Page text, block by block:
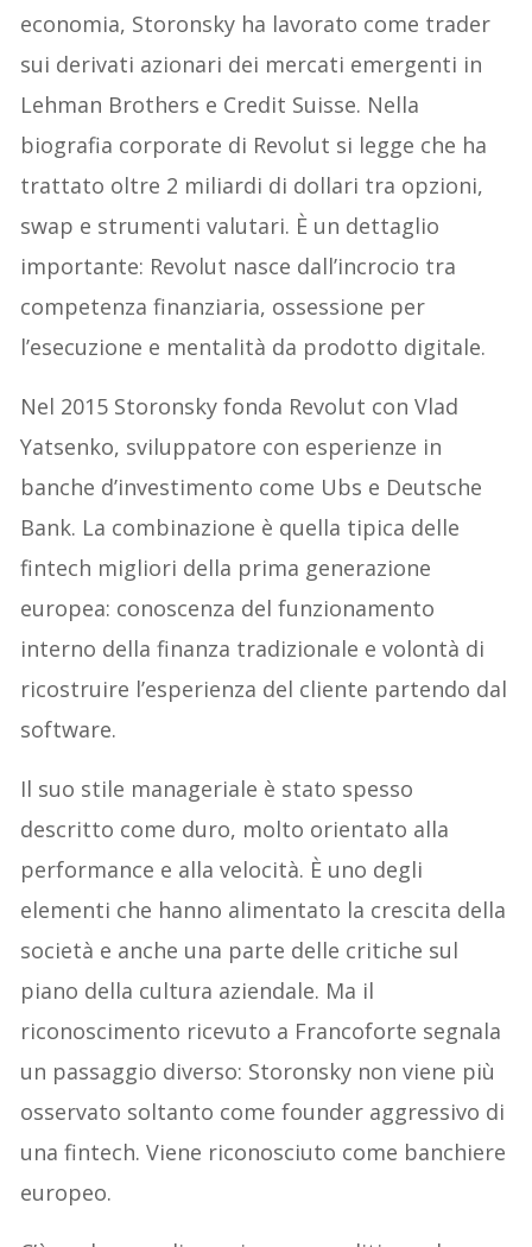
economia, Storonsky ha lavorato come trader
sui derivati azionari dei mercati emergenti in
Lehman Brothers e Credit Suisse. Nella
biografia corporate di Revolut si legge che ha
trattato oltre 2 miliardi di dollari tra opzioni,
swap e strumenti valutari. È un dettaglio
importante: Revolut nasce dall’incrocio tra
competenza finanziaria, ossessione per
l’esecuzione e mentalità da prodotto digitale.
Nel 2015 Storonsky fonda Revolut con Vlad
Yatsenko, sviluppatore con esperienze in
banche d’investimento come Ubs e Deutsche
Bank. La combinazione è quella tipica delle
fintech migliori della prima generazione
europea: conoscenza del funzionamento
interno della finanza tradizionale e volontà di
ricostruire l’esperienza del cliente partendo dal
software.
Il suo stile manageriale è stato spesso
descritto come duro, molto orientato alla
performance e alla velocità. È uno degli
elementi che hanno alimentato la crescita della
società e anche una parte delle critiche sul
piano della cultura aziendale. Ma il
riconoscimento ricevuto a Francoforte segnala
un passaggio diverso: Storonsky non viene più
osservato soltanto come founder aggressivo di
una fintech. Viene riconosciuto come banchiere
europeo.